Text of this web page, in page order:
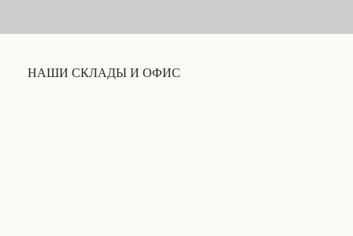
НАШИ СКЛАДЫ И ОФИС